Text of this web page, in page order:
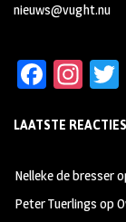
nieuws@vught.nu
Fa
b
oo
k
In
ag
m
tt
LAATSTE REACTIES
Nelleke de bresser
Peter Tuerlings op